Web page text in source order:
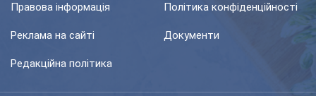
Правова інформація Політика конфіденційності
Реклама на сайті Документи
Редакційна політика